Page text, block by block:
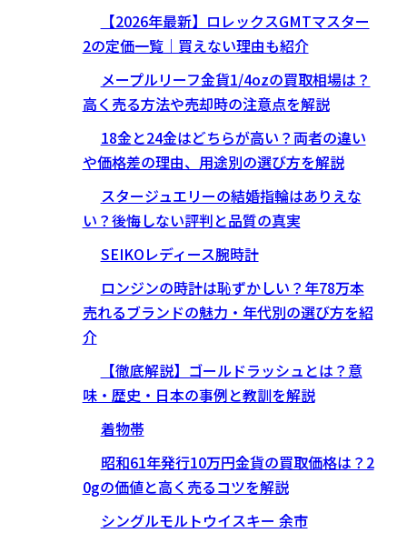
【2026年最新】ロレックスGMTマスター
2の定価一覧｜買えない理由も紹介
メープルリーフ金貨1/4ozの買取相場は？
高く売る方法や売却時の注意点を解説
18金と24金はどちらが高い？両者の違い
や価格差の理由、用途別の選び方を解説
スタージュエリーの結婚指輪はありえな
い？後悔しない評判と品質の真実
SEIKOレディース腕時計
ロンジンの時計は恥ずかしい？年78万本
売れるブランドの魅力・年代別の選び方を紹
介
【徹底解説】ゴールドラッシュとは？意
味・歴史・日本の事例と教訓を解説
着物帯
昭和61年発行10万円金貨の買取価格は？2
0gの価値と高く売るコツを解説
シングルモルトウイスキー 余市